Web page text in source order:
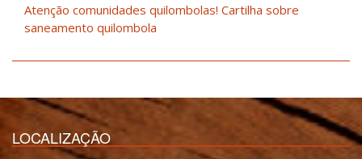
Atenção comunidades quilombolas! Cartilha sobre
saneamento quilombola
LOCALIZAÇÃO